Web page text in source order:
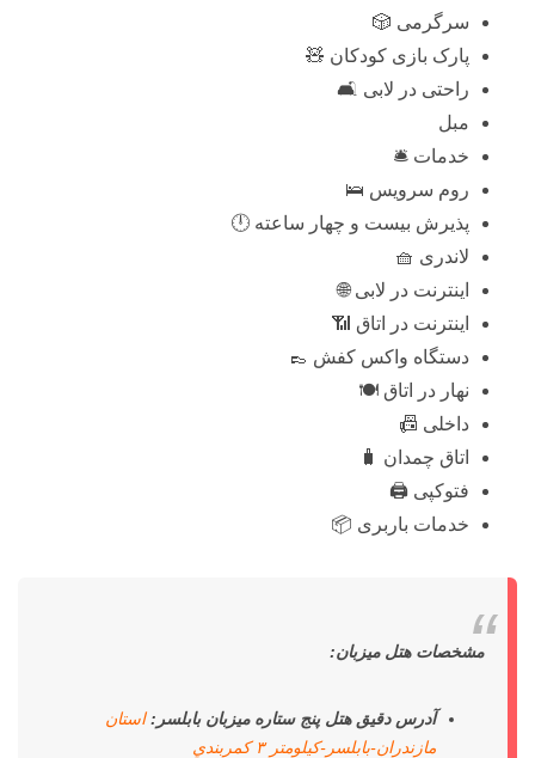
سرگرمی 🎲
پارک بازی کودکان 🧸
راحتی در لابی 🛋️
مبل
خدمات 🛎️
روم سرویس 🛌
پذیرش بیست و چهار ساعته 🕛
لاندری 🧺
اینترنت در لابی 🌐
اینترنت در اتاق 📶
دستگاه واکس کفش 👞
نهار در اتاق 🍽️
داخلی 📠
اتاق چمدان 🧳
فتوکپی 🖨️
خدمات باربری 📦
مشخصات هتل میزبان:
آدرس دقیق هتل پنج ستاره میزبان بابلسر: استان
مازندران-بابلسر-كيلومتر ۳ كمربندي